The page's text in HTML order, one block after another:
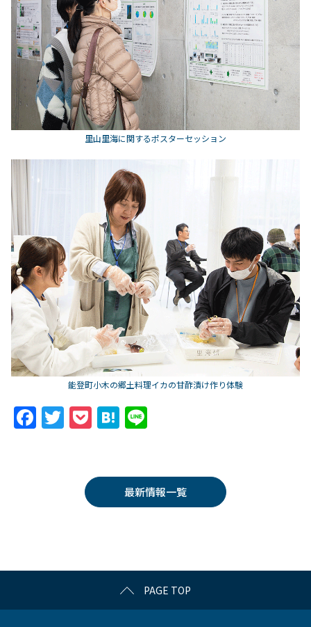
里山里海に関するポスターセッション
能登町小木の郷土料理イカの甘酢漬け作り体験
F
k
T
er
P
k
et
H
n
a
最新情報一覧
PAGE TOP